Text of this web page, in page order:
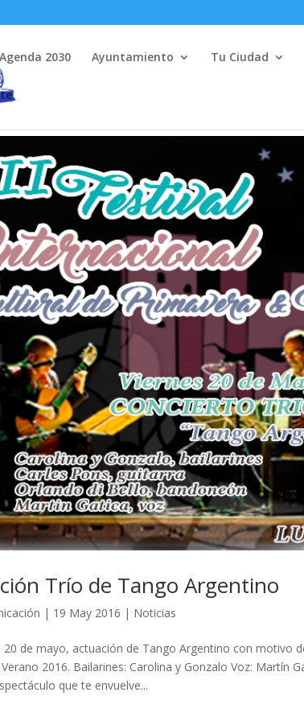
Agenda 2030 Ayuntamiento Tu Ciudad
Trío de Tango Argentino
| 19 May 2016 | Noticias
20 de mayo, actuación de Tango Argentino con motivo
2016. Bailarines: Carolina y Gonzalo Voz: Martín
que te envuelve...